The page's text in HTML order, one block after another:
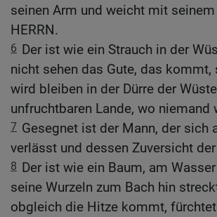
seinen Arm und weicht mit
HERRN.
6 Der ist wie ein Strauch in der
nicht sehen das Gute, das kommt,
wird bleiben in der Dürre der
unfruchtbaren Lande, wo niemand
7 Gesegnet ist der Mann, der sich
verlässt und dessen Zuversicht
8 Der ist wie ein Baum, am
seine Wurzeln zum Bach hin
obgleich die Hitze kommt,